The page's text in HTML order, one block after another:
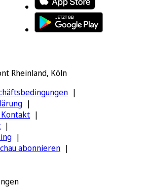
Rheinland, Köln
abonnieren